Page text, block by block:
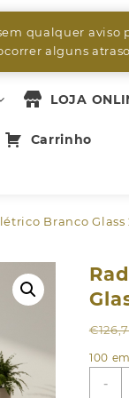
qualquer
alguns
LOJA
Carrinho
Branco Glass
€
100
-